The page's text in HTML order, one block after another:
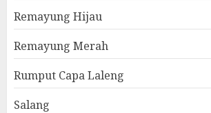
Remayung Hijau
Remayung Merah
Rumput Capa Laleng
Salang